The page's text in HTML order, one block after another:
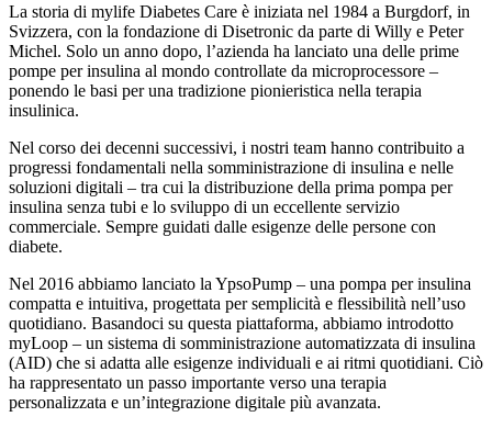
La storia di mylife Diabetes Care è iniziata nel 1984 a Burgdorf, in
Svizzera, con la fondazione di Disetronic da parte di Willy e Peter
Michel. Solo un anno dopo, l’azienda ha lanciato una delle prime
pompe per insulina al mondo controllate da microprocessore –
ponendo le basi per una tradizione pionieristica nella terapia
insulinica.
Nel corso dei decenni successivi, i nostri team hanno contribuito a
progressi fondamentali nella somministrazione di insulina e nelle
soluzioni digitali – tra cui la distribuzione della prima pompa per
insulina senza tubi e lo sviluppo di un eccellente servizio
commerciale. Sempre guidati dalle esigenze delle persone con
diabete.
Nel 2016 abbiamo lanciato la YpsoPump – una pompa per insulina
compatta e intuitiva, progettata per semplicità e flessibilità nell’uso
quotidiano. Basandoci su questa piattaforma, abbiamo introdotto
myLoop – un sistema di somministrazione automatizzata di insulina
(AID) che si adatta alle esigenze individuali e ai ritmi quotidiani. Ciò
ha rappresentato un passo importante verso una terapia
personalizzata e un’integrazione digitale più avanzata.